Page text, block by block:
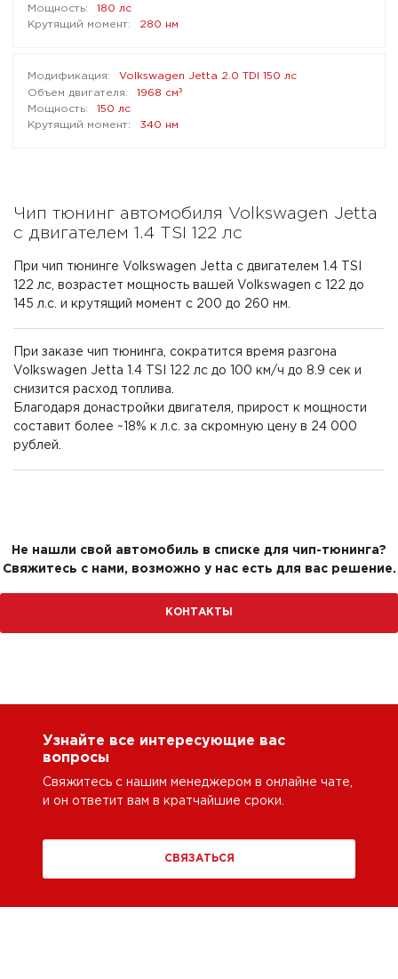
180 лс
280 нм
Volkswagen Jetta 2.0 TDI 150 лс
1968 см³
150 лс
340 нм
Чип тюнинг автомобиля Volkswagen Jetta
с двигателем 1.4 TSI 122 лс
При чип тюнинге Volkswagen Jetta с двигателем 1.4 TSI
122 лс, возрастет мощность вашей Volkswagen с 122 до
145 л.с. и крутящий момент с 200 до 260 нм.
При заказе чип тюнинга, сократится время разгона
Volkswagen Jetta 1.4 TSI 122 лс до 100 км/ч до 8.9 сек и
снизится расход топлива.
Благодаря донастройки двигателя, прирост к мощности
составит более ~18% к л.с. за скромную цену в 24 000
рублей.
Не нашли свой автомобиль в списке для чип-тюнинга?
Свяжитесь с нами, возможно у нас есть для вас решение.
КОНТАКТЫ
Узнайте все интересующие вас
вопросы
Свяжитесь с нашим менеджером в онлайне чате,
и он ответит вам в кратчайшие сроки.
СВЯЗАТЬСЯ